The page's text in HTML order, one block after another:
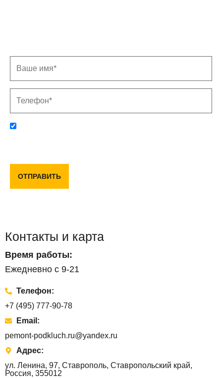
ОТПРАВИТЬ
Контакты и карта
Время работы:
Ежедневно с 9-21
Телефон:
+7 (495) 777-90-78
Email:
pemont-podkluch.ru@yandex.ru
Адрес:
ул. Ленина, 97, Ставрополь, Ставропольский край,
Россия, 355012